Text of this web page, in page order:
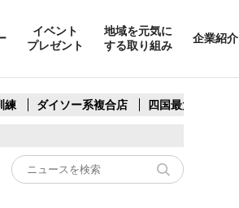
イベント
プレゼント
地域を元気に
する取り組み
企業紹介
練 ダイソー系複合店 四国最大スリコ